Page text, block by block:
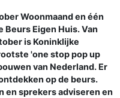
Woonmaand en één
Beurs Eigen Huis. Van
is Koninklijke
'one stop pop up
van Nederland. Er
op de beurs.
en sprekers adviseren en